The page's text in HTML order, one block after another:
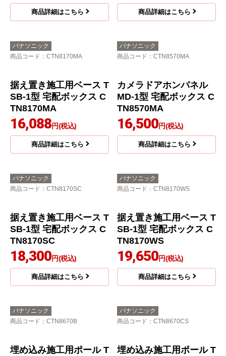
カメラドアホンパネル
MD-1型 宅配ボックス C
TN8570TB
15,604円(税込)
商品詳細はこちら
据え置き施工用ベース T
SB-1型 宅配ボックス C
TN8170TB
16,088円(税込)
商品詳細はこちら
パナソニック
商品コード：CTN8170MA
据え置き施工用ベース T
SB-1型 宅配ボックス C
TN8170MA
16,088円(税込)
商品詳細はこちら
パナソニック
商品コード：CTN8570MA
カメラドアホンパネル
MD-1型 宅配ボックス C
TN8570MA
16,500円(税込)
商品詳細はこちら
パナソニック
商品コード：CTN8170SC
据え置き施工用ベース T
SB-1型 宅配ボックス C
TN8170SC
18,300円(税込)
パナソニック
商品コード：CTN8170WS
据え置き施工用ベース T
SB-1型 宅配ボックス C
TN8170WS
19,650円(税込)